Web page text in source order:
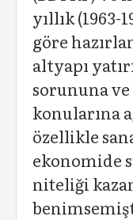
yıllık
göre
altyapı
sorununa
konularına
özellikle
ekonomide
niteliği